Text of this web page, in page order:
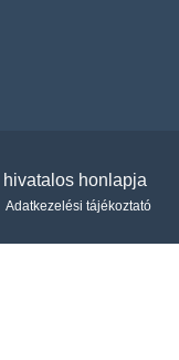
honlapja
Adatkezelési tájékoztató